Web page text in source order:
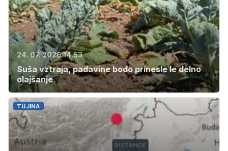
24. 07. 2026 14.53
Suša vztraja, padavine bodo prinesle le delno
olajšanje
TUJINA